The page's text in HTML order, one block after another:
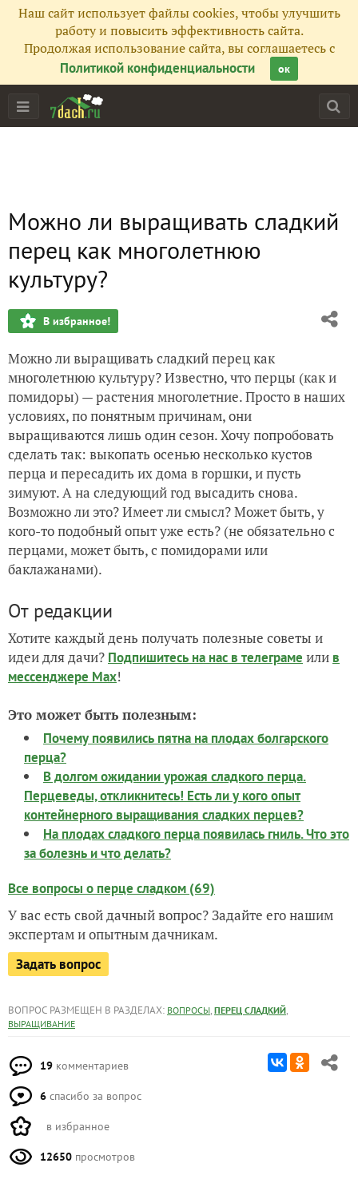
Наш сайт использует файлы cookies, чтобы улучшить
работу и повысить эффективность сайта.
Продолжая использование сайта, вы соглашаетесь с
Политикой конфиденциальности
ок
Можно ли выращивать сладкий
перец как многолетнюю
культуру?
В избранное!
Можно ли выращивать сладкий перец как
многолетнюю культуру? Известно, что перцы (как и
помидоры) — растения многолетние. Просто в наших
условиях, по понятным причинам, они
выращиваются лишь один сезон. Хочу попробовать
сделать так: выкопать осенью несколько кустов
перца и пересадить их дома в горшки, и пусть
зимуют. А на следующий год высадить снова.
Возможно ли это? Имеет ли смысл? Может быть, у
кого-то подобный опыт уже есть? (не обязательно с
перцами, может быть, с помидорами или
баклажанами).
От редакции
Хотите каждый день получать полезные советы и
идеи для дачи? Подпишитесь на нас в телеграме или в
мессенджере Max!
Это может быть полезным:
Почему появились пятна на плодах болгарского
перца?
В долгом ожидании урожая сладкого перца.
Перцеведы, откликнитесь! Есть ли у кого опыт
контейнерного выращивания сладких перцев?
На плодах сладкого перца появилась гниль. Что это
за болезнь и что делать?
Все вопросы о перце сладком (69)
У вас есть свой дачный вопрос? Задайте его нашим
экспертам и опытным дачникам.
Задать вопрос
ВОПРОС РАЗМЕЩЕН В РАЗДЕЛАХ: ВОПРОСЫ, ПЕРЕЦ СЛАДКИЙ,
ВЫРАЩИВАНИЕ
19 комментариев
6 спасибо за вопрос
в избранное
12650 просмотров